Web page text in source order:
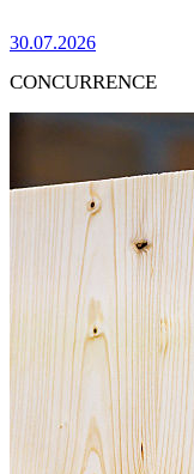
30.07.2026
CONCURRENCE